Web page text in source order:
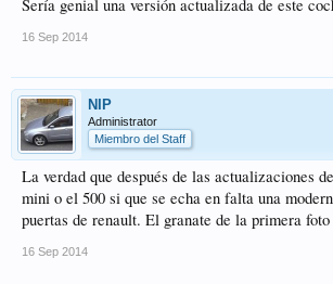
Sería genial una versión actualizada de este
16 Sep 2014
NIP
Administrator
Miembro del Staff
La verdad que después de las actualizaciones
mini o el 500 si que se echa en falta una
puertas de renault. El granate de la primera
16 Sep 2014